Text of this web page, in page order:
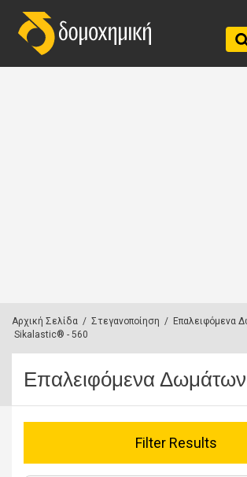
Αρχική Σελίδα / Στεγανοποίηση / Επαλειφόμενα
Sikalastic® - 560
Επαλειφόμενα Δωμάτων
Filter Results